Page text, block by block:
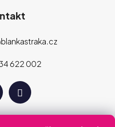
blankastraka.cz
622 002